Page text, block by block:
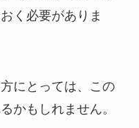
く必要がありま
にとっては、この
かもしれません。